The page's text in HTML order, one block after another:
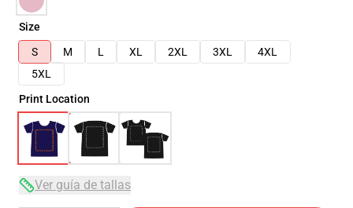
Size
S
M L XL 2XL 3XL
4XL
5XL
Print Location
Ver guía de tallas